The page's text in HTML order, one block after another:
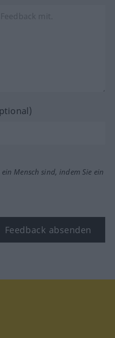
Mensch sind, indem Sie ein
Feedback absenden